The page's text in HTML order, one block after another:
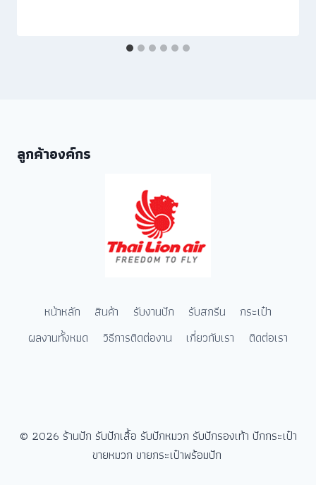
ลูกค้าองค์กร
หน้าหลัก สินค้า รับงานปัก รับสกรีน
กระเป๋า
ผลงานทั้งหมด
วิธีการติดต่องาน เกี่ยวกับเรา ติดต่อเรา
© 2026 ร้านปัก รับปักเสื้อ รับปักหมวก รับปักรองเท้า ปักกระเป๋า
ขายหมวก ขายกระเป๋าพร้อมปัก